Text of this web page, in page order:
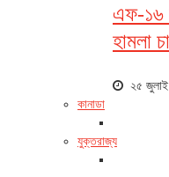
এফ-১৬
হামলা
২৫
কানাডা
যুক্তরাজ্য